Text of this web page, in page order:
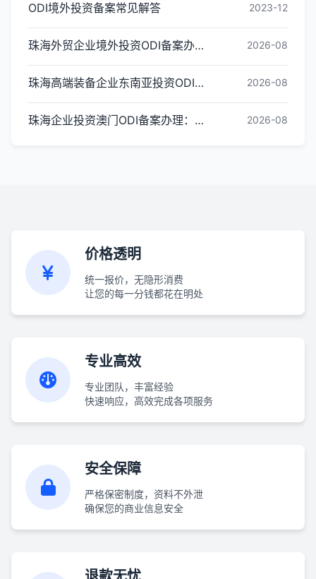
ODI境外投资备案常见解答 2023-12
珠海外贸企业境外投资ODI备案办理条件与流程 2026-08
珠海高端装备企业东南亚投资ODI备案办理全指引 2026-08
珠海企业投资澳门ODI备案办理：常见问题解答 2026-08
价格透明
统一报价，无隐形消费
让您的每一分钱都花在明处
专业高效
专业团队，丰富经验
快速响应，高效完成各项服务
安全保障
严格保密制度，资料不外泄
确保您的商业信息安全